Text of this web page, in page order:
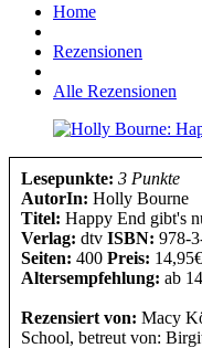
Home
Rezensionen
Alle Rezensionen
Lesepunkte: 3 Punkte
AutorIn: Holly Bourne
Titel: Happy End gibt's
Verlag: dtv ISBN: 978-
Seiten: 400 Preis: 14,95€
Altersempfehlung: ab
Rezensiert von: Macy
School, betreut von: